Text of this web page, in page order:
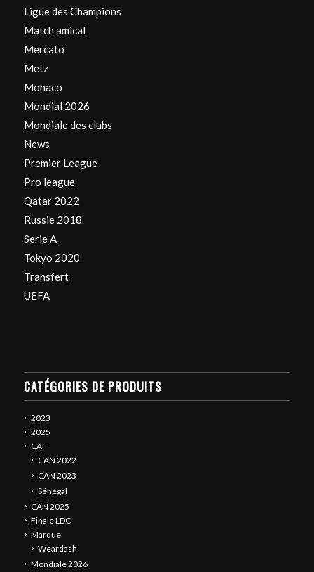
Ligue des Champions
Match amical
Mercato
Metz
Monaco
Mondial 2026
Mondiale des clubs
News
Premier League
Pro league
Qatar 2022
Russie 2018
Serie A
Tokyo 2020
Transfert
UEFA
CATÉGORIES DE PRODUITS
2023
2025
CAF
CAN 2022
CAN 2023
Sénégal
CAN 2025
Finale LDC
Marque
Weardash
Mondiale 2026